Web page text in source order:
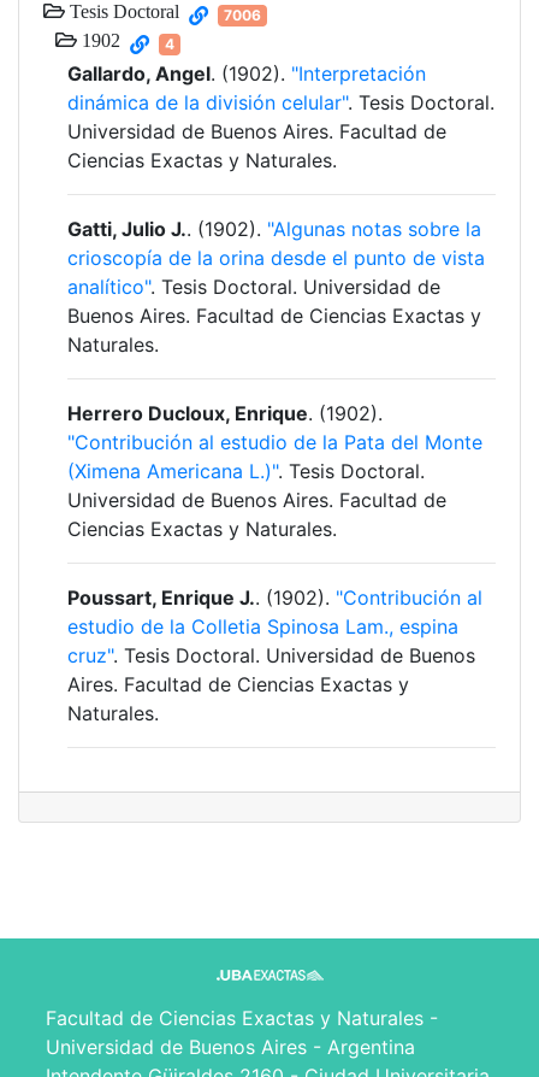
Tesis Doctoral 7006
1902 4
Gallardo, Angel. (1902). "Interpretación
dinámica de la división celular". Tesis Doctoral.
Universidad de Buenos Aires. Facultad de
Ciencias Exactas y Naturales.
Gatti, Julio J.. (1902). "Algunas notas sobre la
crioscopía de la orina desde el punto de vista
analítico". Tesis Doctoral. Universidad de
Buenos Aires. Facultad de Ciencias Exactas y
Naturales.
Herrero Ducloux, Enrique. (1902).
"Contribución al estudio de la Pata del Monte
(Ximena Americana L.)". Tesis Doctoral.
Universidad de Buenos Aires. Facultad de
Ciencias Exactas y Naturales.
Poussart, Enrique J.. (1902). "Contribución al
estudio de la Colletia Spinosa Lam., espina
cruz". Tesis Doctoral. Universidad de Buenos
Aires. Facultad de Ciencias Exactas y
Naturales.
Facultad de Ciencias Exactas y Naturales -
Universidad de Buenos Aires - Argentina